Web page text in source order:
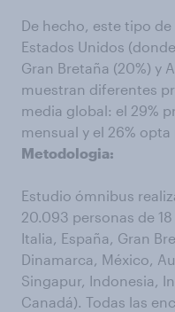
De hecho, este tipo
Estados Unidos
Gran Bretaña (20%) y
muestran diferentes
media global: el 29%
mensual y el 26%
Metodologia:
Estudio ómnibus
20.093 personas de
Italia, España, Gran
Dinamarca, México,
Singapur, Indonesia,
Canadá). Todas las